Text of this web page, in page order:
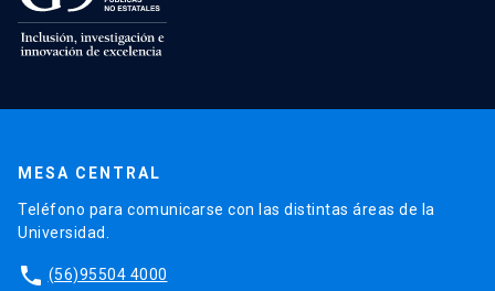
MESA CENTRAL
Teléfono para comunicarse con las distintas áreas de la
Universidad.
phone (56)95504 4000